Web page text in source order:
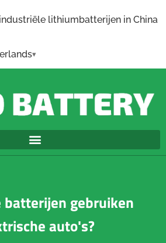
lithiumbatterijen in China
gebruiken
auto's?